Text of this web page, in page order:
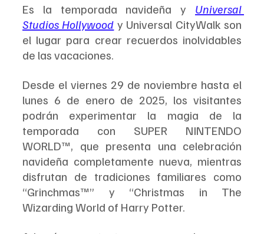
Es la temporada navideña y Universal
Studios Hollywood y Universal CityWalk son
el lugar para crear recuerdos inolvidables
de las vacaciones.
Desde el viernes 29 de noviembre hasta el
lunes 6 de enero de 2025, los visitantes
podrán experimentar la magia de la
temporada con SUPER NINTENDO
WORLD™, que presenta una celebración
navideña completamente nueva, mientras
disfrutan de tradiciones familiares como
“Grinchmas™” y “Christmas in The
Wizarding World of Harry Potter.